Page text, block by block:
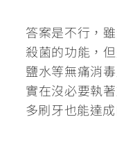
答案是不行 ，
殺菌的功能，
鹽水等無痛消
實在沒必要執
多刷牙也能達